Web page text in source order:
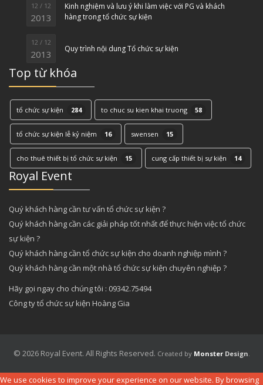
12 / 12
2013
Kinh nghiệm và lưu ý khi làm việc với PG và khách
hàng trong tổ chức sự kiện
12 / 12
2013 Quy trình nội dung Tổ chức sự kiện
Top từ khóa
tổ chức sự kiện 284 to chuc su kien khai truong 58
tổ chức sự kiện lễ kỷ niệm 16 swensen 15
cho thuê thiết bị tổ chức sự kiện 15 cung cấp thiết bị sự kiện 14
Royal Event
Quý khách hàng cần tư vấn tổ chức sự kiện ?
Quý khách hàng cần các giải pháp tốt nhất để thực hiện việc tổ chức
sự kiện ?
Quý khách hàng cần tổ chức sự kiện cho doanh nghiệp mình ?
Quý khách hàng cần một nhà tổ chức sự kiện chuyên nghiệp ?
Hãy gọi ngay cho chúng tôi : 09342.75494
Công ty tổ chức sự kiện Hoàng Gia
© 2026 Royal Event. All Rights Reserved. Created by MonsterDesign.
We use cookies to improve your experience on our website. By browsing